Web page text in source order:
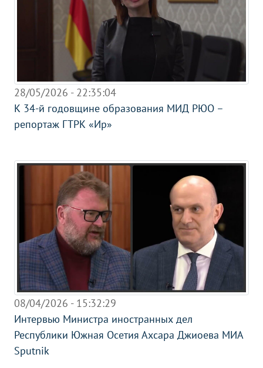
28/05/2026 - 22:35:04
К 34-й годовщине образования МИД РЮО –
репортаж ГТРК «Ир»
08/04/2026 - 15:32:29
Интервью Министра иностранных дел
Республики Южная Осетия Ахсара Джиоева МИА
Sputnik